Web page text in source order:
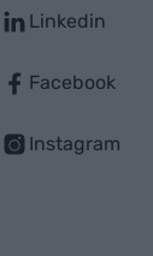
Linkedin
Facebook
Instagram